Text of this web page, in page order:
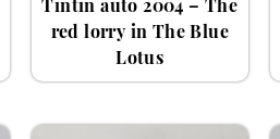
Tintin auto 2004 – The
red lorry in The Blue
Lotus